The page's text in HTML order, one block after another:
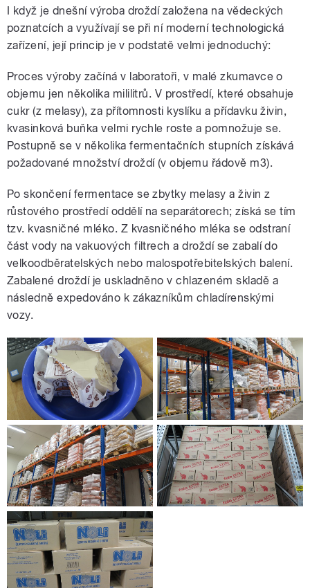
I když je dnešní výroba droždí založena na vědeckých
poznatcích a využívají se při ní moderní technologická
zařízení, její princip je v podstatě velmi jednoduchý:
Proces výroby začíná v laboratoři, v malé zkumavce o
objemu jen několika mililitrů. V prostředí, které obsahuje
cukr (z melasy), za přítomnosti kyslíku a přídavku živin,
kvasinková buňka velmi rychle roste a pomnožuje se.
Postupně se v několika fermentačních stupních získává
požadované množství droždí (v objemu řádově m3).
Po skončení fermentace se zbytky melasy a živin z
růstového prostředí oddělí na separátorech; získá se tím
tzv. kvasničné mléko. Z kvasničného mléka se odstraní
část vody na vakuových filtrech a droždí se zabalí do
velkoodběratelských nebo malospotřebitelských balení.
Zabalené droždí je uskladněno v chlazeném skladě a
následně expedováno k zákazníkům chladírenskými
vozy.